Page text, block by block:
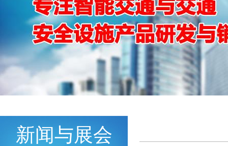
新闻与展会